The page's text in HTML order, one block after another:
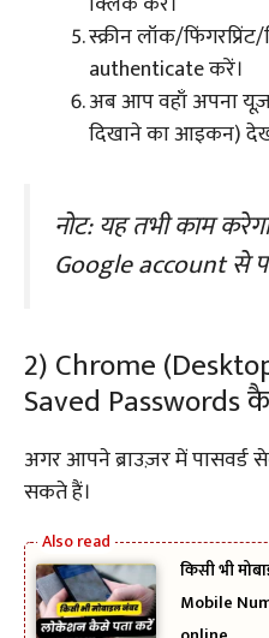
स्क्रीन लॉक/
authenticate करें।
अब आप वहाँ अपना
दिखाने का आइकन)
नोट: यह तभी काम
Google account से
2) Chrome
Saved Passwords
अगर आपने ब्राउज़र में पासवर्ड
सकते हैं।
किसी भी
Mobile